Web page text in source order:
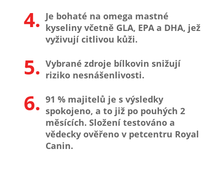
4. Je bohaté na omega mastné
kyseliny včetně GLA, EPA a DHA, jež
vyživují citlivou kůži.
5. Vybrané zdroje bílkovin snižují
riziko nesnášenlivosti.
6. 91 % majitelů je s výsledky
spokojeno, a to již po pouhých 2
měsících. Složení testováno a
vědecky ověřeno v petcentru Royal
Canin.